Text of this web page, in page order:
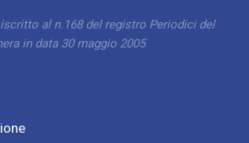
al n.168 del registro Periodici del
in data 30 maggio 2005